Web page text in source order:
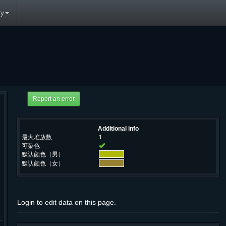
Additional info
最大堆放数
1
可染色
默认颜色（男）
默认颜色（女）
Login to edit data on this page.